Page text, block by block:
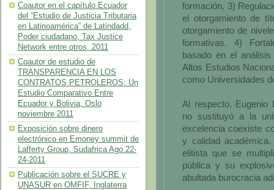
Coautor en el capítulo Ecuador
del “Estudio de Justicia Tributaria
en Latinoamérica” de Latindadd,
Poder ciudadano, Tax Justice
Network entre otros, 2011
Coautor de estudio de
TRANSPARENCIA EN LOS
CONTRATOS PETROLEROS: Un
Estudio Comparativo Entre
Ecuador y Bolivia, Oslo
noviembre 2011
Exposición sobre dinero
electrónico en Emoney summit de
Lafferty Group, Sudafrica Ago 22-
24-2011
Publicación sobre el SUCRE y
UNASUR en OMFIF, Inglaterra
formación. 3)
el otorgamiento de
otorgamiento de
formativas. 4)
basado en el
Altos Estudios
como Universidades
Al respecto, Eugenio
no sustituyó a la
excelencia coexiste
y calidad
elitista que se
pública y su
abultada burocracia